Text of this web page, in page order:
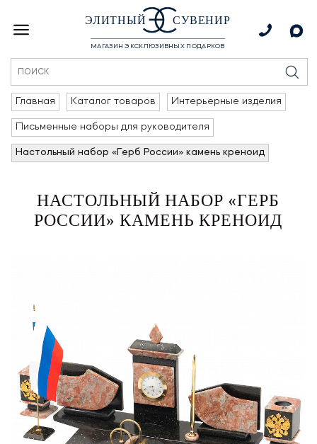
ЭЛИТНЫЙ СУВЕНИР
МАГАЗИН ЭКСКЛЮЗИВНЫХ ПОДАРКОВ
Главная Каталог товаров Интерьерные изделия
Письменные наборы для руководителя
Настольный набор «Герб России» камень креноид
НАСТОЛЬНЫЙ НАБОР «ГЕРБ
РОССИИ» КАМЕНЬ КРЕНОИД